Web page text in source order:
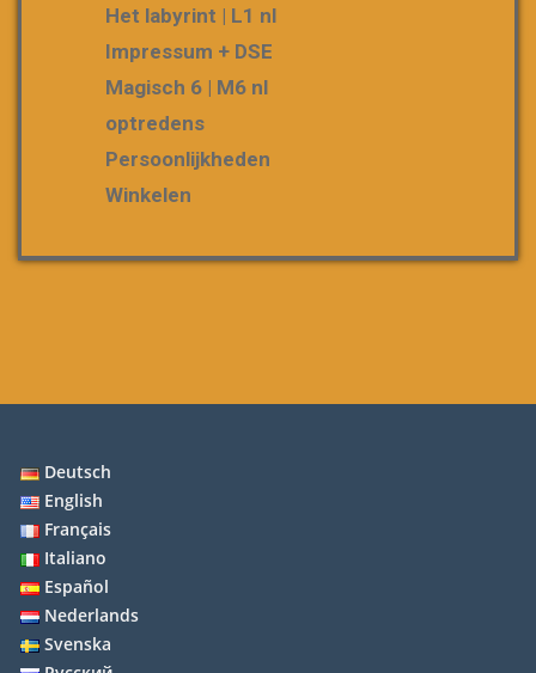
Het labyrint | L1 nl
Impressum + DSE
Magisch 6 | M6 nl
optredens
Persoonlijkheden
Winkelen
Deutsch
English
Français
Italiano
Español
Nederlands
Svenska